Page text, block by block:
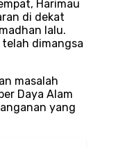
Harimau
di dekat
lalu.
dimangsa
masalah
Daya Alam
yang